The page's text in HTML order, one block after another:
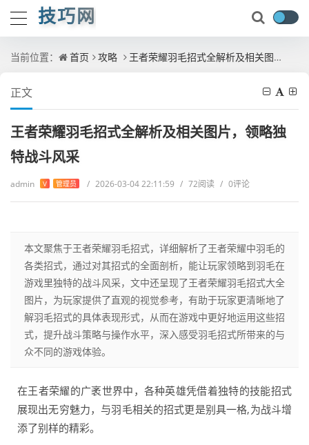
技巧网
当前位置： 首页 攻略 王者荣耀羽毛招式全解析及相关图片，领略独特战斗风采
正文
王者荣耀羽毛招式全解析及相关图片，领略独
特战斗风采
admin V 管理员 / 2026-03-04 22:11:59 / 72阅读 / 0评论
本文聚焦于王者荣耀羽毛招式，详细解析了王者荣耀中羽毛的
各类招式，通过对其招式的全面剖析，能让玩家领略到羽毛在
游戏里独特的战斗风采，文中还呈现了王者荣耀羽毛招式大全
图片，为玩家提供了直观的视觉参考，有助于玩家更清晰地了
解羽毛招式的具体表现形式，从而在游戏中更好地运用这些招
式，提升战斗策略与操作水平，深入感受羽毛招式所带来的与
众不同的游戏体验。
在王者荣耀的广袤世界中，各种英雄凭借着独特的技能招式
展现出无穷魅力，与羽毛相关的招式更是别具一格,为战斗增
添了别样的精彩。